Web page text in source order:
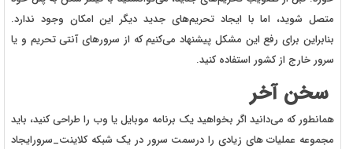
متصل شوید، اما با ایجاد تحریم‌های جدید دیگر این امکان وجود ندارد.
بنابراین برای رفع این مشکل پیشنهاد می‌کنیم که از سرورهای آنتی تحریم و یا
سرور خارج از کشور استفاده کنید.
سخن آخر
همانطور که می‌دانید اگر بخواهید یک برنامه موبایل یا وب را طراحی کنید، باید
مجموعه عملیات های زیادی را درسمت سرور در یک شبکه کلاینت_سرورایجاد